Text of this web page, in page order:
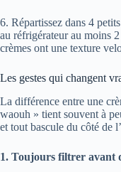
6. Répartissez dans 4
au réfrigérateur au moins
crèmes ont une texture
Les gestes qui changent
La différence entre une
waouh » tient souvent à
et tout bascule du côté de
1. Toujours filtrer avant